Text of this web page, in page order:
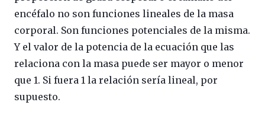
encéfalo no son funciones lineales de la masa
corporal. Son funciones potenciales de la misma.
Y el valor de la potencia de la ecuación que las
relaciona con la masa puede ser mayor o menor
que 1. Si fuera 1 la relación sería lineal, por
supuesto.